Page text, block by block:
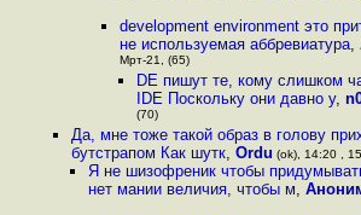
development environment это
не используемая аббревиатура,
Мрт-21, (65)
DE пишут те, кому слишком
IDE Поскольку они давно у,
(70)
Да, мне тоже такой образ в голову
бутстрапом Как шутк,Ordu (ok), 14:20 ,
Я не шизофреник чтобы
нет мании величия, чтобы м,